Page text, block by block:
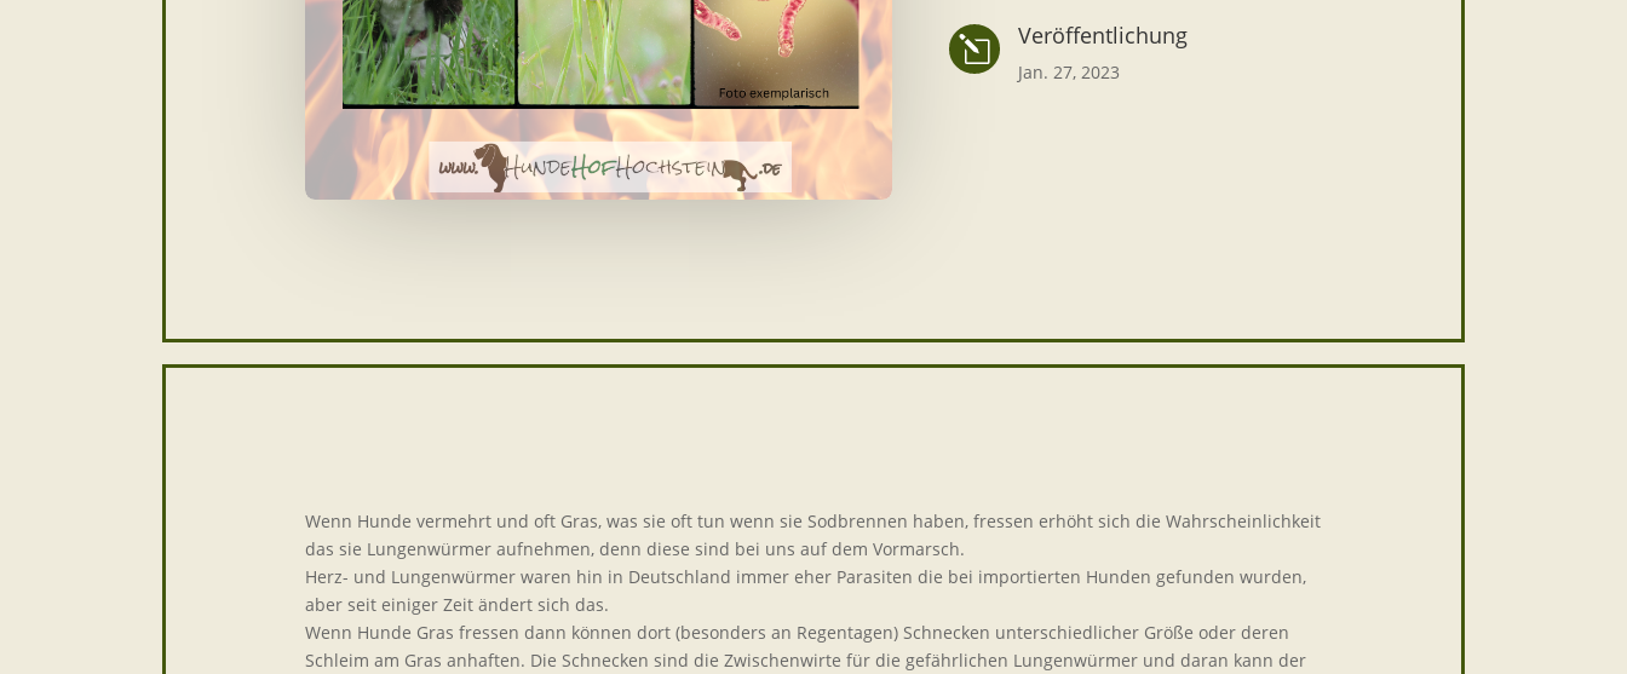
l Veröffentlichung
Jan. 27, 2023
Wenn Hunde vermehrt und oft Gras, was sie oft tun wenn sie Sodbrennen haben, fressen erhöht sich die Wahrscheinlichkeit
das sie Lungenwürmer aufnehmen, denn diese sind bei uns auf dem Vormarsch.
Herz- und Lungenwürmer waren hin in Deutschland immer eher Parasiten die bei importierten Hunden gefunden wurden,
aber seit einiger Zeit ändert sich das.
Wenn Hunde Gras fressen dann können dort (besonders an Regentagen) Schnecken unterschiedlicher Größe oder deren
Schleim am Gras anhaften. Die Schnecken sind die Zwischenwirte für die gefährlichen Lungenwürmer und daran kann der